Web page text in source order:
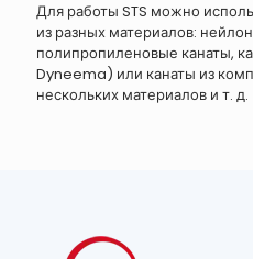
Для работы STS можно
из разных материалов:
полипропиленовые канаты,
Dyneema) или канаты из
нескольких материалов и т. д.